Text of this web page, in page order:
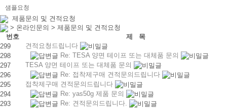
샘플요청
제품문의 및 견적요청
> 온라인문의 > 제품문의 및 견적요청
번호
제 목
299
견적요청드립니다
298
Re: TESA 양면 테이프 또는 대체품 문의
297
TESA 양면 테이프 또는 대체품 문의
296
Re: 접착제구매 견적문의드립니다
295
접착제구매 견적문의드립니다
294
Re: yas50g 제품 문의
293
Re: 견적문의드립니다.